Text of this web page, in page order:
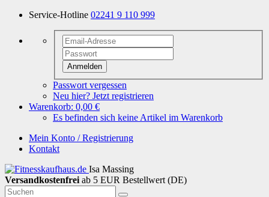
Service-Hotline 02241 9 110 999
Anmelden
Passwort vergessen
Neu hier? Jetzt registrieren
Warenkorb: 0,00 €
Es befinden sich keine Artikel im Warenkorb
Mein Konto / Registrierung
Kontakt
Isa Massing
Versandkostenfrei ab 5 EUR Bestellwert (DE)